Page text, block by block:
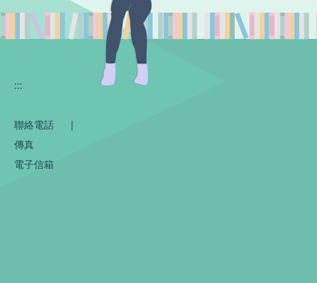
:::
聯絡電話
|
傳真
電子信箱